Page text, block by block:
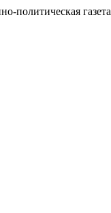
политическая газета